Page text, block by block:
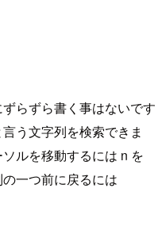
らずら書く事はないです
う文字列を検索できま
ルを移動するには n を
一つ前に戻るには